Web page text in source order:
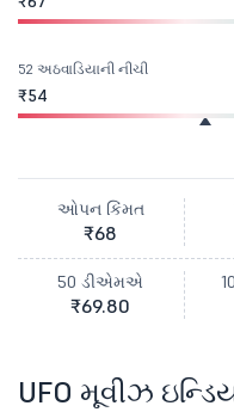
52 અઠવાડિયાની નીચી
₹54
ઓપન કિંમત
₹68
50 ડીએમએ
₹69.80
UFO મૂવીઝ